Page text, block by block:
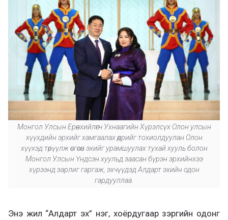
ц
а
х
Монгол Улсын Ерөнхийлөгч Ухнаагийн Хүрэлсүх Олон улсын
хүүхдийн эрхийг хамгаалах өдрийг тохиолдуулан Олон
хүүхэд төрүүлж өсгөсөн эхийг урамшуулах тухай хууль болон
Монгол Улсын Үндсэн хуульд заасан бүрэн эрхийнхээ
хүрээнд зарлиг гаргаж, эхчүүдэд Алдарт эхийн одон
гардууллаа.
Энэ жил “Алдарт эх” нэг, хоёрдугаар зэргийн одонг